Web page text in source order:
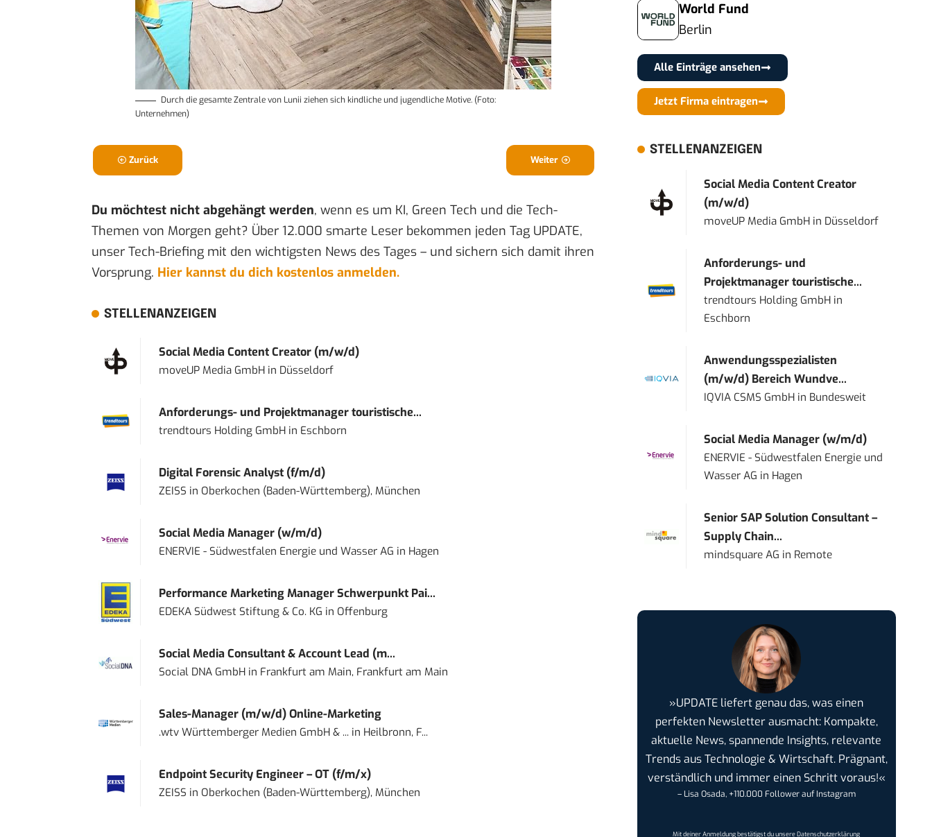
Durch die gesamte Zentrale von Lunii ziehen sich kindliche und jugendliche Motive. (Foto:
Unternehmen)
Zurück Weiter
Du möchtest nicht abgehängt werden, wenn es um KI, Green Tech und die Tech-
Themen von Morgen geht? Über 12.000 smarte Leser bekommen jeden Tag UPDATE,
unser Tech-Briefing mit den wichtigsten News des Tages – und sichern sich damit ihren
Vorsprung. Hier kannst du dich kostenlos anmelden.
STELLENANZEIGEN
Social Media Content Creator (m/w/d)
moveUP Media GmbHin Düsseldorf
Anforderungs- und Projektmanager touristische...
trendtours Holding GmbHin Eschborn
Digital Forensic Analyst (f/m/d)
ZEISS in Oberkochen (Baden-Württemberg), München
Social Media Manager (w/m/d)
ENERVIE - Südwestfalen Energie und Wasser AG in Hagen
Performance Marketing Manager Schwerpunkt Pai...
EDEKA Südwest Stiftung & Co. KG in Offenburg
Social Media Consultant & Account Lead (m...
Social DNA GmbHin Frankfurt am Main, Frankfurt am Main
Sales-Manager (m/w/d) Online-Marketing
.wtv Württemberger Medien GmbH & ...in Heilbronn, F...
Endpoint Security Engineer – OT (f/m/x)
ZEISS in Oberkochen (Baden-Württemberg), München
World Fund
Berlin
Alle Einträge ansehen
Jetzt Firma eintragen
STELLENANZEIGEN
Social Media Content Creator
(m/w/d)
moveUP Media GmbH in Düsseldorf
Anforderungs- und
Projektmanager touristische...
trendtours Holding GmbH in
Eschborn
Anwendungsspezialisten
(m/w/d) Bereich Wundve...
IQVIA CSMS GmbH in Bundesweit
Social Media Manager (w/m/d)
ENERVIE - Südwestfalen Energie und
Wasser AG in Hagen
Senior SAP Solution Consultant –
Supply Chain...
mindsquare AG in Remote
»UPDATE liefert genau das, was einen
perfekten Newsletter ausmacht: Kompakte,
aktuelle News, spannende Insights, relevante
Trends aus Technologie & Wirtschaft. Prägnant,
verständlich und immer einen Schritt voraus!«
– Lisa Osada, +110.000 Follower auf Instagram
Mit deiner Anmeldung bestätigst du unsereDatenschutzerklärung